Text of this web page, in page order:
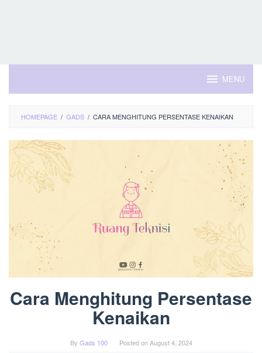
MENU
HOMEPAGE / GADS / CARA MENGHITUNG PERSENTASE KENAIKAN
Cara Menghitung Persentase
Kenaikan
By Gads 100 Posted onAugust 4, 2024